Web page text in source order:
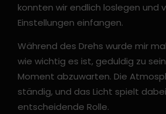
konnten wir endlich loslegen und
Einstellungen einfangen.
Während des Drehs wurde mir
wie wichtig es ist, geduldig zu
Moment abzuwarten. Die
ständig, und das Licht spielt
entscheidende Rolle.